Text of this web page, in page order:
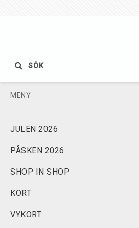
SÖK
MENY
JULEN 2026
PÅSKEN 2026
SHOP IN SHOP
KORT
VYKORT